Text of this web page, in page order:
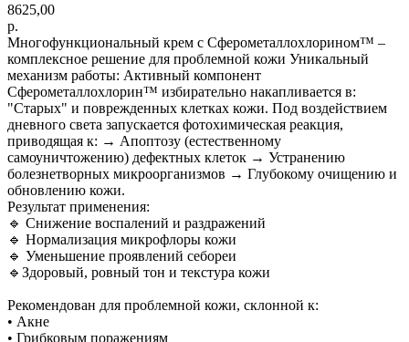
8625,00
р.
Многофункциональный крем с Сферометаллохлорином™ –
комплексное решение для проблемной кожи Уникальный
механизм работы: Активный компонент
Сферометаллохлорин™ избирательно накапливается в:
"Старых" и поврежденных клетках кожи. Под воздействием
дневного света запускается фотохимическая реакция,
приводящая к: → Апоптозу (естественному
самоуничтожению) дефектных клеток → Устранению
болезнетворных микроорганизмов → Глубокому очищению и
обновлению кожи.
Результат применения:
🔹 Снижение воспалений и раздражений
🔹 Нормализация микрофлоры кожи
🔹 Уменьшение проявлений себореи
🔹Здоровый, ровный тон и текстура кожи
Рекомендован для проблемной кожи, склонной к:
• Акне
• Грибковым поражениям